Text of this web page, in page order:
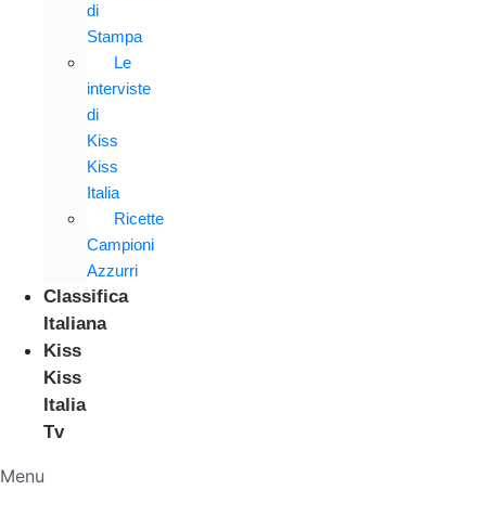
di
Stampa
Le
interviste
di
Kiss
Kiss
Italia
Ricette
Campioni
Azzurri
Classifica
Italiana
Kiss
Kiss
Italia
Tv
Menu